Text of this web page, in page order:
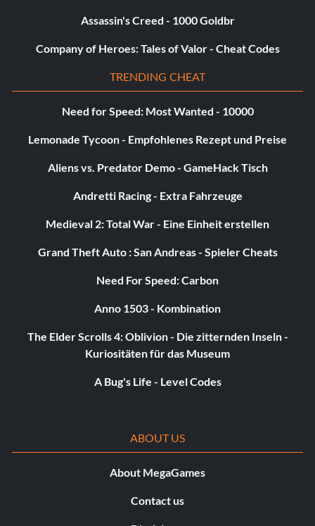
One of Each (Bronze): Use every Freeflow Focus gadget
Air Marathon (Bronze): Glide 26 miles total.
Medalist (Silver): Obtain all medals on the original Ranked
Campaign maps in Challenge mode (as Batman).
missions.
I Am The Night (Gold): Finish I Am The Night Mode.
Predator Paragon (Bronze): Take down 6 different Elites
Killing Joke (Bronze): Reach max level with the Joker
Fallen Knight (Bronze): Reach max level with the Bane
Assassin's Creed - 1000 Goldbr
Company of Heroes: Tales of Valor - Cheat Codes
TRENDING CHEAT
Need for Speed: Most Wanted - 10000
Lemonade Tycoon - Empfohlenes Rezept und Preise
Aliens vs. Predator Demo - GameHack Tisch
Andretti Racing - Extra Fahrzeuge
Medieval 2: Total War - Eine Einheit erstellen
Grand Theft Auto : San Andreas - Spieler Cheats
Need For Speed: Carbon
Anno 1503 - Kombination
The Elder Scrolls 4: Oblivion - Die zitternden Inseln -
Kuriositäten für das Museum
A Bug's Life - Level Codes
ABOUT US
About MegaGames
Contact us